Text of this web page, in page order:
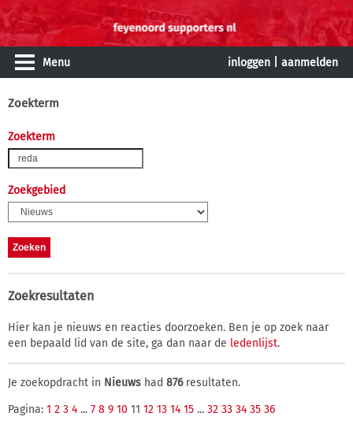
Menu inloggen aanmelden
Zoekterm
Zoekterm
Zoekgebied
Zoekresultaten
Hier kan je nieuws en reacties doorzoeken. Ben je op zoek naar
een bepaald lid van de site, ga dan naar de ledenlijst.
Je zoekopdracht in Nieuws had 876resultaten.
Pagina: 1 2 3 4 ... 7 8 9 10 11 12 13 14 15 ... 32 33 34 35 36